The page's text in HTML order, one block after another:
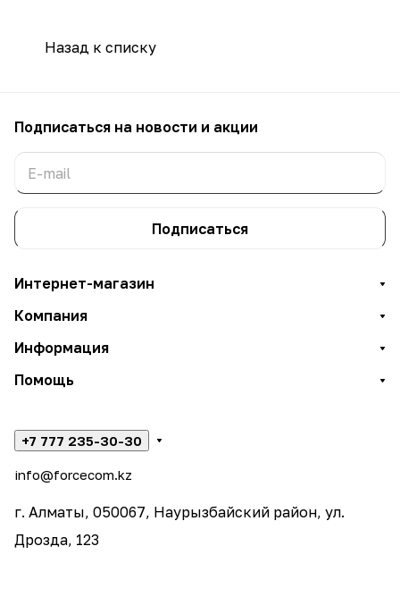
Назад к списку
Подписаться на новости и акции
Подписаться
Интернет-магазин
Компания
Информация
Помощь
+7 777 235-30-30
info@forcecom.kz
г. Алматы, 050067, Наурызбайский район, ул.
Дрозда, 123